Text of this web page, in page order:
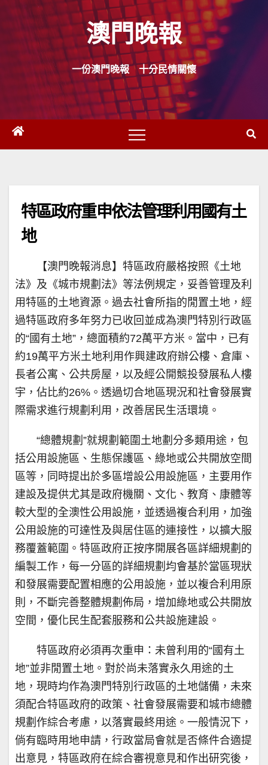
Skip
content
澳門晚報
一份澳門晚報 十分民情關懷
特區政府重申依法管理利用國有土
地
【澳門晚報消息】特區政府嚴格按照《土地
法》及《城市規劃法》等法例規定，妥善管理及利
用特區的土地資源。過去社會所指的閒置土地，經
過特區政府多年努力已收回並成為澳門特別行政區
的“國有土地”，總面積約72萬平方米。當中，已有
約19萬平方米土地利用作興建政府辦公樓、倉庫、
長者公寓、公共房屋，以及經公開競投發展私人樓
宇，佔比約26%。透過切合地區現況和社會發展實
際需求進行規劃利用，改善居民生活環境。
“總體規劃”就規劃範圍土地劃分多類用途，包
括公用設施區、生態保護區、綠地或公共開放空間
區等，同時提出於多區增設公用設施區，主要用作
建設及提供尤其是政府機關、文化、教育、康體等
較大型的全澳性公用設施，並透過複合利用，加強
公用設施的可達性及與居住區的連接性，以擴大服
務覆蓋範圍。特區政府正按序開展各區詳細規劃的
編製工作，每一分區的詳細規劃均會基於當區現狀
和發展需要配置相應的公用設施，並以複合利用原
則，不斷完善整體規劃佈局，增加綠地或公共開放
空間，優化民生配套服務和公共設施建設。
特區政府必須再次重申：未曾利用的“國有土
地”並非閒置土地。對於尚未落實永久用途的土
地，現時均作為澳門特別行政區的土地儲備，未來
須配合特區政府的政策、社會發展需要和城市總體
規劃作綜合考慮，以落實最終用途。一般情況下，
倘有臨時用地申請，行政當局會就是否條件合適提
出意見，特區政府在綜合審視意見和作出研究後，